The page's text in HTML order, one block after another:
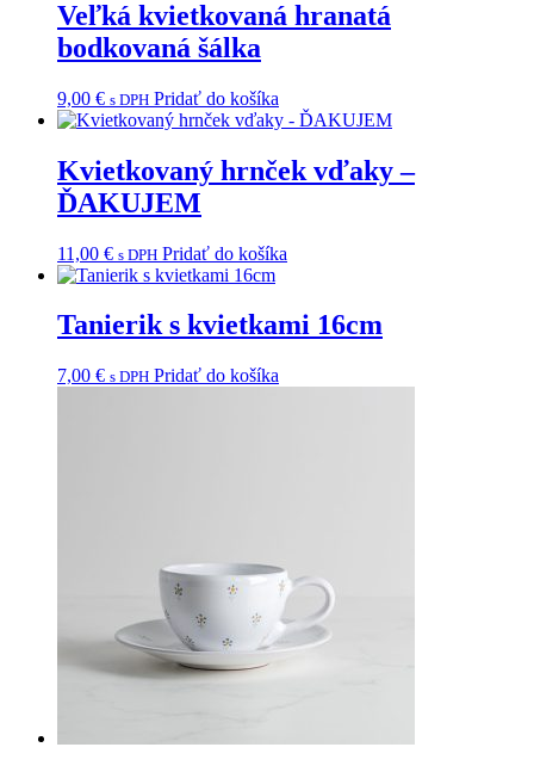
Veľká kvietkovaná hranatá
bodkovaná šálka
9,00 € s DPH Pridať do košíka
Kvietkovaný hrnček vďaky –
ĎAKUJEM
11,00 € s DPH Pridať do košíka
Tanierik s kvietkami 16cm
7,00 € s DPH Pridať do košíka